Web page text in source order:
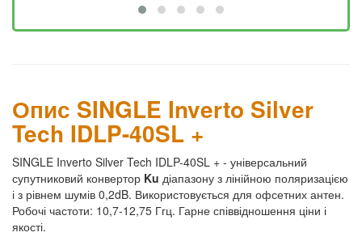
Опис SINGLE Inverto Silver
Tech IDLP-40SL +
SINGLE Inverto Silver Tech IDLP-40SL + - універсальний
супутниковий конвертор Ku діапазону з лінійною поляризацією
і з рівнем шумів 0,2dB. Використовується для офсетних антен.
Робочі частоти: 10,7-12,75 Ггц. Гарне співвідношення ціни і
якості.